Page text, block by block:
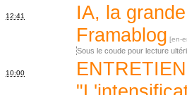
12:41
IA, la
Framablog
Sous le coude pour lecture
10:00